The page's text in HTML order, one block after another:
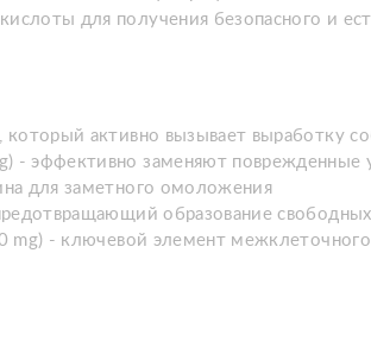
для получения безопасного и
активно вызывает выработку
- эффективно заменяют
для заметного омоложения
образование
mg) - ключевой элемент